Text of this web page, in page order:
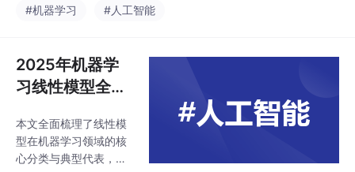
于二分类任务；RMSE
评估聚类质量，取值范
围为[-1,1]；PR AUC聚
焦类别不平衡场景，关
衡。每个指标均结合实
例说明其定义、适用场
景及调优策略（如调整
#机器学习 #人工智能
2025年机器学
习线性模型全解
业应用
本文全面梳理了线性模
型在机器学习领域的核
心分类与典型代表，从